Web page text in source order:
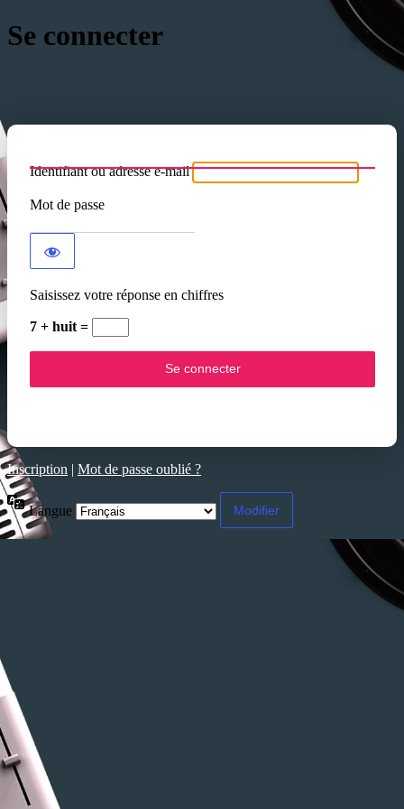
Se connecter
Identifiant ou adresse e-mail
Mot de passe
Saisissez votre réponse en chiffres
7 + huit =
Inscription | Mot de passe oublié ?
Langue